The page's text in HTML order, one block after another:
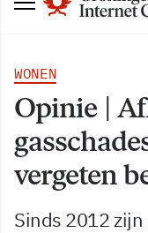
WONEN
Opinie |
vergeten
Sinds 2012